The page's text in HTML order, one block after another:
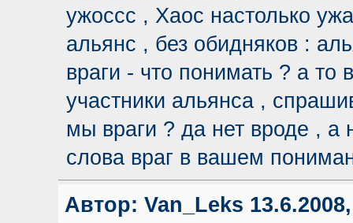
ужоссс , Хаос настолько
альянс , без обидняков :
враги - что понимать ? а
участники альянса ,
мы враги ? да нет вроде , а
слова враг в вашем
Автор: Van_Leks